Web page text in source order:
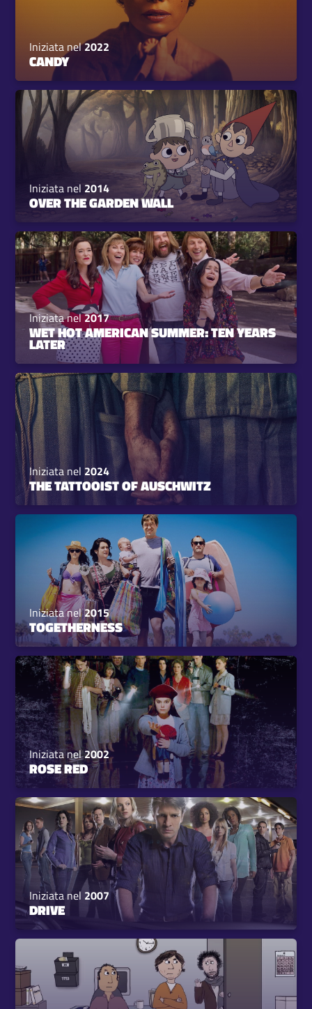
Iniziata nel2022
CANDY
Iniziata nel 2014
OVER THE GARDEN WALL
Iniziata nel2017
WET HOT AMERICAN SUMMER: TEN YEARS
LATER
Iniziata nel 2024
THE TATTOOIST OF AUSCHWITZ
Iniziata nel2015
TOGETHERNESS
Iniziata nel2002
ROSE RED
Iniziata nel 2007
DRIVE